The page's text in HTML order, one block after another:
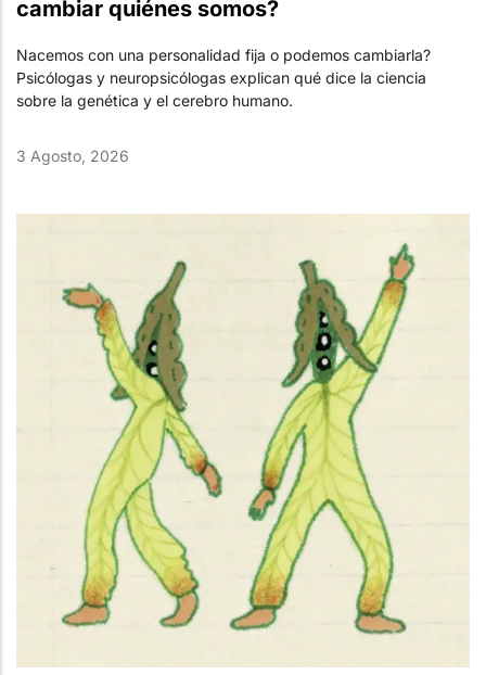
cambiar quiénes somos?
Nacemos con una personalidad fija o podemos cambiarla?
Psicólogas y neuropsicólogas explican qué dice la ciencia
sobre la genética y el cerebro humano.
3 Agosto, 2026